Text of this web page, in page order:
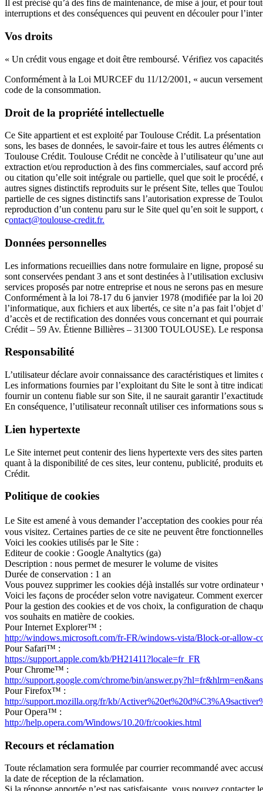
Il est précisé qu’à des fins de maintenance, de mise à jour, et pour
interruptions et des conséquences qui peuvent en découler pour
Vos droits
« Un crédit vous engage et doit être remboursé. Vérifiez vos
Conformément à la Loi MURCEF du 11/12/2001, « aucun
code de la consommation.
Droit de la propriété intellectuelle
Ce Site appartient et est exploité par Toulouse Crédit. La
sons, les bases de données, le savoir-faire et tous les autres
Toulouse Crédit. Toulouse Crédit ne concède à l’utilisateur qu’une
extraction et/ou reproduction à des fins commerciales, sauf accord
ou citation qu’elle soit intégrale ou partielle, quel que soit le
autres signes distinctifs reproduits sur le présent Site, telles que
partielle de ces signes distinctifs sans l’autorisation expresse de
reproduction d’un contenu paru sur le Site quel qu’en soit le
contact@toulouse-credit.fr.
Données personnelles
Les informations recueillies dans notre formulaire en ligne, proposé
sont conservées pendant 3 ans et sont destinées à l’utilisation
services proposés par notre entreprise et nous ne serons pas en
Conformément à la loi 78-17 du 6 janvier 1978 (modifiée par la loi
l’informatique, aux fichiers et aux libertés, ce site n’a pas fait l’objet
d’accès et de rectification des données vous concernant et qui
Crédit – 59 Av. Étienne Billières – 31300 TOULOUSE). Le
Responsabilité
L’utilisateur déclare avoir connaissance des caractéristiques et
Les informations fournies par l’exploitant du Site le sont à titre
fournir un contenu fiable sur son Site, il ne saurait garantir
En conséquence, l’utilisateur reconnaît utiliser ces informations sous
Lien hypertexte
Le Site internet peut contenir des liens hypertexte vers des sites
quant à la disponibilité de ces sites, leur contenu, publicité, produits
Crédit.
Politique de cookies
Le Site est amené à vous demander l’acceptation des cookies pour
vous visitez. Certaines parties de ce site ne peuvent être
Voici les cookies utilisés par le Site :
Editeur de cookie : Google Analtytics (ga)
Description : nous permet de mesurer le volume de visites
Durée de conservation : 1 an
Vous pouvez supprimer les cookies déjà installés sur votre
Voici les façons de procéder selon votre navigateur. Comment
Pour la gestion des cookies et de vos choix, la configuration de
vos souhaits en matière de cookies.
Pour Internet Explorer™ :
http://windows.microsoft.com/fr-FR/windows-vista/Block-or-allow-
Pour Safari™ :
https://support.apple.com/kb/PH21411?locale=fr_FR
Pour Chrome™ :
http://support.google.com/chrome/bin/
Pour Firefox™ :
http://support.mozilla.org/fr/kb/
Pour Opera™ :
http://help.opera.com/Windows/10.20/fr/cookies.html
Recours et réclamation
Toute réclamation sera formulée par courrier recommandé avec
la date de réception de la réclamation.